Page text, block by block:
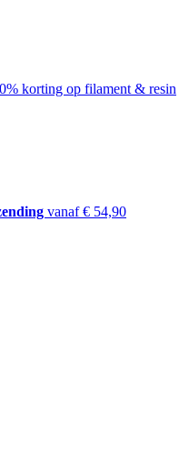
korting op filament & resin
vanaf € 54,90